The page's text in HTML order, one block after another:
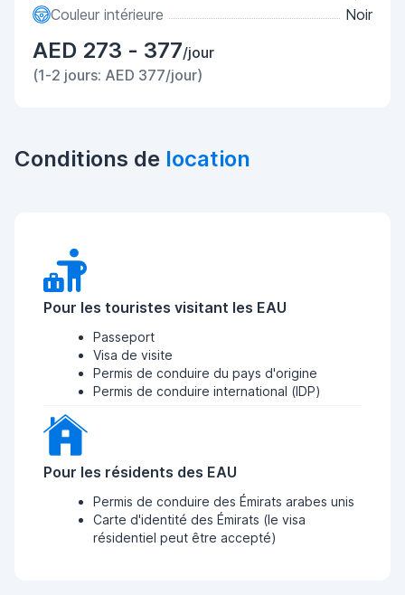
Couleur intérieure
Noir
AED 273 - 377/jour
(1-2 jours: AED 377/jour)
Conditions de location
Pour les touristes visitant les EAU
Passeport
Visa de visite
Permis de conduire du pays d'origine
Permis de conduire international (IDP)
Pour les résidents des EAU
Permis de conduire des Émirats arabes unis
Carte d'identité des Émirats (le visa
résidentiel peut être accepté)